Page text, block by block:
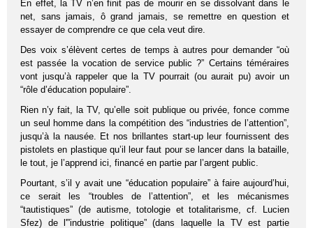
En effet, la TV n’en finit pas de mourir en se dissolvant dans le
net, sans jamais, ô grand jamais, se remettre en question et
essayer de comprendre ce que cela veut dire.
Des voix s’élèvent certes de temps à autres pour demander “où
est passée la vocation de service public ?” Certains téméraires
vont jusqu’à rappeler que la TV pourrait (ou aurait pu) avoir un
“rôle d’éducation populaire”.
Rien n’y fait, la TV, qu’elle soit publique ou privée, fonce comme
un seul homme dans la compétition des “industries de l’attention”,
jusqu’à la nausée. Et nos brillantes start-up leur fournissent des
pistolets en plastique qu’il leur faut pour se lancer dans la bataille,
le tout, je l’apprend ici, financé en partie par l’argent public.
Pourtant, s’il y avait une “éducation populaire” à faire aujourd’hui,
ce serait les “troubles de l’attention”, et les mécanismes
“tautistiques” (de autisme, totologie et totalitarisme, cf. Lucien
Sfez) de l'”industrie politique” (dans laquelle la TV est partie